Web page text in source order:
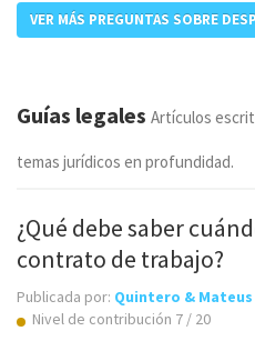
VER MÁS PREGUNTAS SOBRE
Guías legales Artículos
temas jurídicos en profundidad.
¿Qué debe saber
contrato de trabajo?
Publicada por: Quintero &
Nivel de contribución 7 / 20